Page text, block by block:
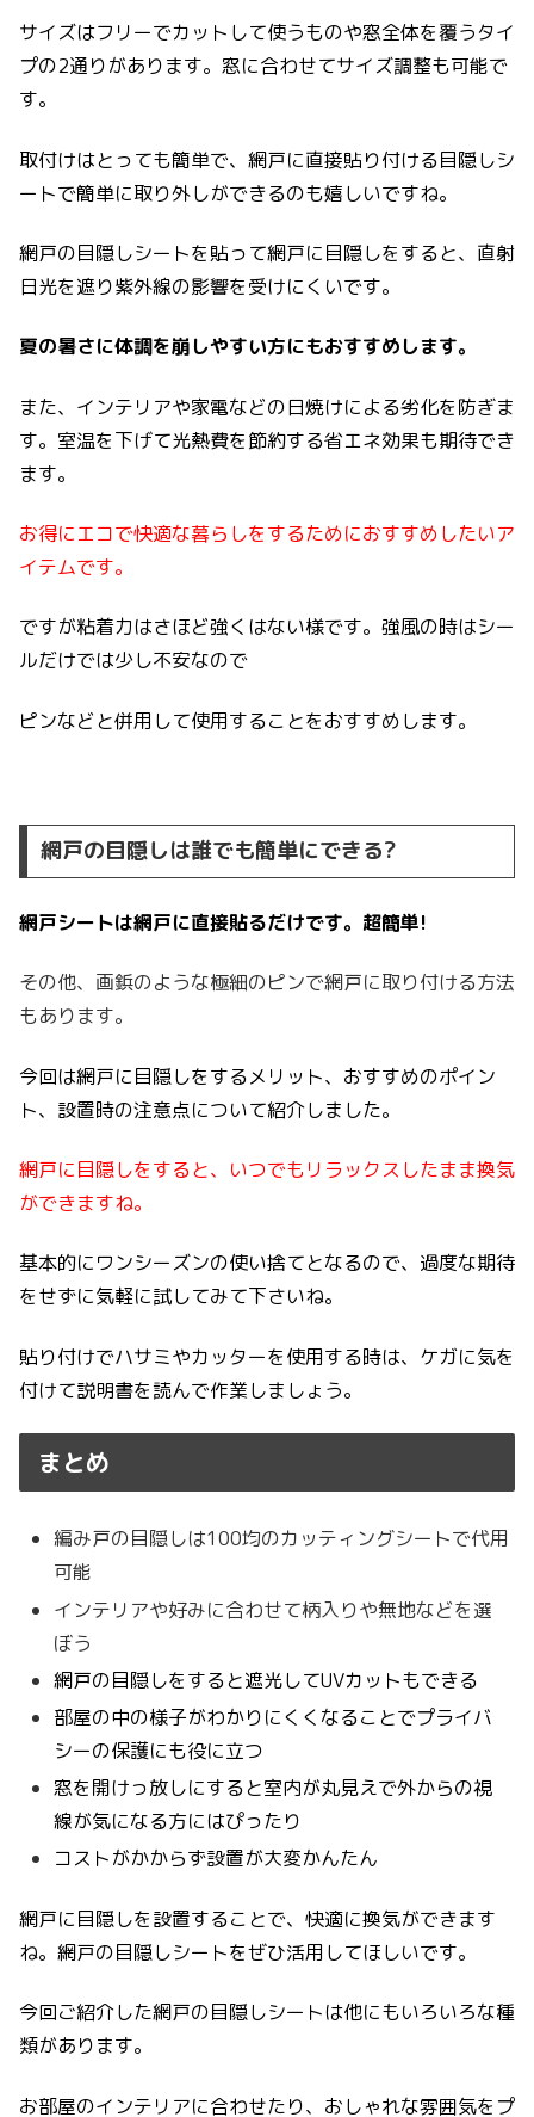
サイズはフリーでカットして使うものや窓全体を覆うタイ
プの2通りがあります。窓に合わせてサイズ調整も可能で
す。
取付けはとっても簡単で、網戸に直接貼り付ける目隠しシ
ートで簡単に取り外しができるのも嬉しいですね。
網戸の目隠しシートを貼って網戸に目隠しをすると、直射
日光を遮り紫外線の影響を受けにくいです。
夏の暑さに体調を崩しやすい方にもおすすめします。
また、インテリアや家電などの日焼けによる劣化を防ぎま
す。室温を下げて光熱費を節約する省エネ効果も期待でき
ます。
お得にエコで快適な暮らしをするためにおすすめしたいア
イテムです。
ですが粘着力はさほど強くはない様です。強風の時はシー
ルだけでは少し不安なので
ピンなどと併用して使用することをおすすめします。
網戸の目隠しは誰でも簡単にできる?
網戸シートは網戸に直接貼るだけです。超簡単!
その他、画鋲のような極細のピンで網戸に取り付ける方法
もあります。
今回は網戸に目隠しをするメリット、おすすめのポイン
ト、設置時の注意点について紹介しました。
網戸に目隠しをすると、いつでもリラックスしたまま換気
ができますね。
基本的にワンシーズンの使い捨てとなるので、過度な期待
をせずに気軽に試してみて下さいね。
貼り付けでハサミやカッターを使用する時は、ケガに気を
付けて説明書を読んで作業しましょう。
まとめ
編み戸の目隠しは100均のカッティングシートで代用
可能
インテリアや好みに合わせて柄入りや無地などを選
ぼう
網戸の目隠しをすると遮光してUVカットもできる
部屋の中の様子がわかりにくくなることでプライバ
シーの保護にも役に立つ
窓を開けっ放しにすると室内が丸見えで外からの視
線が気になる方にはぴったり
コストがかからず設置が大変かんたん
網戸に目隠しを設置することで、快適に換気ができます
ね。網戸の目隠しシートをぜひ活用してほしいです。
今回ご紹介した網戸の目隠しシートは他にもいろいろな種
類があります。
お部屋のインテリアに合わせたり、おしゃれな雰囲気をプ